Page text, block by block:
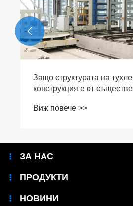
Защо структурата на
конструкция е от
Виж повече >>

ЗА НАС
ПРОДУКТИ
НОВИНИ